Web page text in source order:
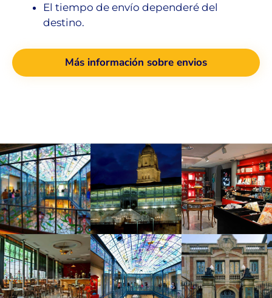
El tiempo de envío dependeré del
destino.
Más información sobre envios